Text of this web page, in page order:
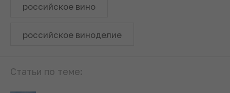
российское вино
российское виноделие
Статьи по теме: